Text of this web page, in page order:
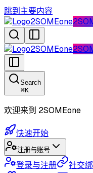
跳到主要内容
2SOMEone
2SOMEone
Search
⌘K
欢迎来到 2SOMEone
快速开始
注册与账号
登录与注册
社交